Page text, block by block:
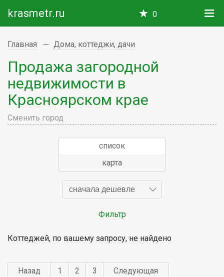
krasmetr.ru 0
Главная Дома, коттеджи, дачи
Продажа загородной
недвижимости в
Красноярском крае
Сменить город
список
карта
сначала дешевле
Фильтр
Коттеджей, по вашему запросу, не найдено
Назад 1 2 3 Следующая